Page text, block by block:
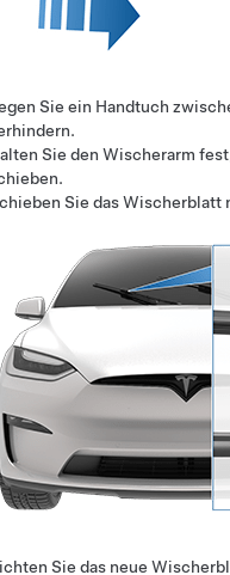
Sie ein Handtuch
Sie den Wischerarm
Sie das Wischerblatt
Sie das neue